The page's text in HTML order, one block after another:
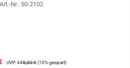
Art.-Nr.: 50-2102
Regulärer Preis:
UVP:175,00 €(10% gespart)